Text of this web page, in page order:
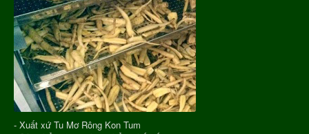
- Xuất xứ Tu Mơ Rông Kon Tum